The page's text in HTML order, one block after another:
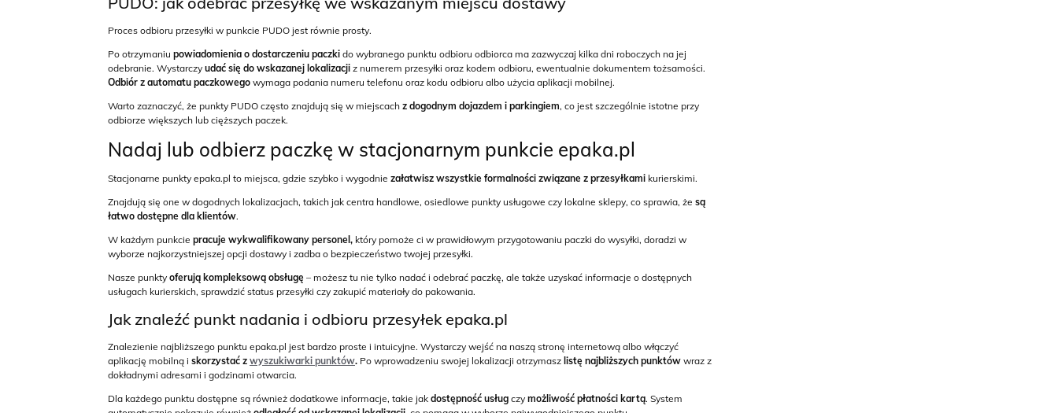
Proces odbioru przesyłki w punkcie PUDO jest równie prosty.
Po otrzymaniu powiadomienia o dostarczeniu paczki do wybranego punktu odbioru odbiorca ma zazwyczaj kilka dni roboczych na jej
odebranie. Wystarczy udać się do wskazanej lokalizacji z numerem przesyłki oraz kodem odbioru, ewentualnie dokumentem tożsamości.
Odbiór z automatu paczkowego wymaga podania numeru telefonu oraz kodu odbioru albo użycia aplikacji mobilnej.
Warto zaznaczyć, że punkty PUDO często znajdują się w miejscach z dogodnym dojazdem i parkingiem, co jest szczególnie istotne przy
odbiorze większych lub cięższych paczek.
Nadaj lub odbierz paczkę w stacjonarnym punkcie epaka.pl
Stacjonarne punkty epaka.pl to miejsca, gdzie szybko i wygodnie załatwisz wszystkie formalności związane z przesyłkami kurierskimi.
Znajdują się one w dogodnych lokalizacjach, takich jak centra handlowe, osiedlowe punkty usługowe czy lokalne sklepy, co sprawia, że są
łatwo dostępne dla klientów.
W każdym punkcie pracuje wykwalifikowany personel, który pomoże ci w prawidłowym przygotowaniu paczki do wysyłki, doradzi w
wyborze najkorzystniejszej opcji dostawy i zadba o bezpieczeństwo twojej przesyłki.
Nasze punkty oferują kompleksową obsługę – możesz tu nie tylko nadać i odebrać paczkę, ale także uzyskać informacje o dostępnych
usługach kurierskich, sprawdzić status przesyłki czy zakupić materiały do pakowania.
Jak znaleźć punkt nadania i odbioru przesyłek epaka.pl
Znalezienie najbliższego punktu epaka.pl jest bardzo proste i intuicyjne. Wystarczy wejść na naszą stronę internetową albo włączyć
aplikację mobilną i skorzystać z wyszukiwarki punktów. Po wprowadzeniu swojej lokalizacji otrzymasz listę najbliższych punktów wraz z
dokładnymi adresami i godzinami otwarcia.
Dla każdego punktu dostępne są również dodatkowe informacje, takie jak dostępność usług czy możliwość płatności kartą. System